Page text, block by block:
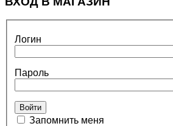
Логин
Пароль
Запомнить меня